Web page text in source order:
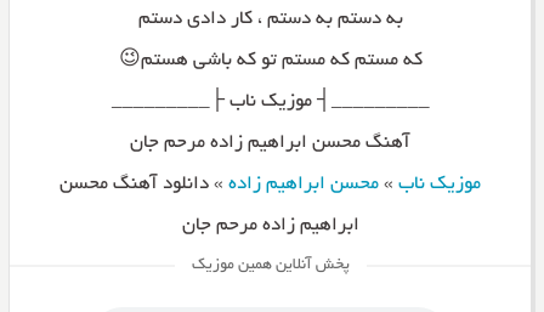
به دستم به دستم ، کار دادی دستم
که مستم که مستم تو که باشی هستم😉
_________┤ موزیک ناب ├_________
آهنگ محسن ابراهیم زاده مرحم جان
موزیک ناب» محسن ابراهیم زاده» دانلود آهنگ محسن
ابراهیم زاده مرحم جان
پخش آنلاین همین موزیک